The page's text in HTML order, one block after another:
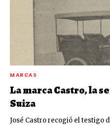
MARCAS
La marca Castro, la
Suiza
José Castro recogió el testigo